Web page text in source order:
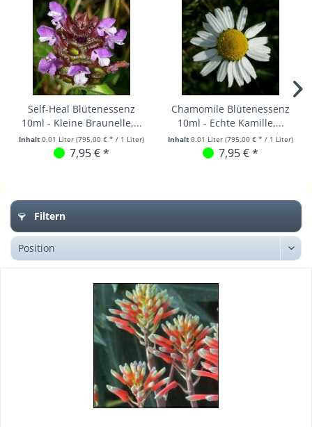
Self-Heal Blütenessenz
10ml - Kleine Braunelle,...
Inhalt 0.01 Liter (795,00 € * / 1 Liter)
7,95 € *
Chamomile Blütenessenz
10ml - Echte Kamille,...
Inhalt 0.01 Liter (795,00 € * / 1 Liter)
7,95 € *
Filtern